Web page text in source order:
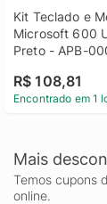
Kit Teclado e
Microsoft 600
Preto - APB-
R$ 108,81
Encontrado em 1
Mais
Temos cupons
online.